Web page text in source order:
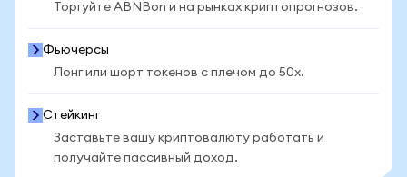
Торгуйте ABNBon и на рынках криптопрогнозов.
Фьючерсы
Лонг или шорт токенов с плечом до 50x.
Стейкинг
Заставьте вашу криптовалюту работать и
получайте пассивный доход.